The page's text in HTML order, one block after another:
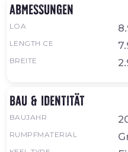
Abmessungen
LOA
LENGTH CE
BREITE
Bau & Identität
BAUJAHR
RUMPFMATERIAL